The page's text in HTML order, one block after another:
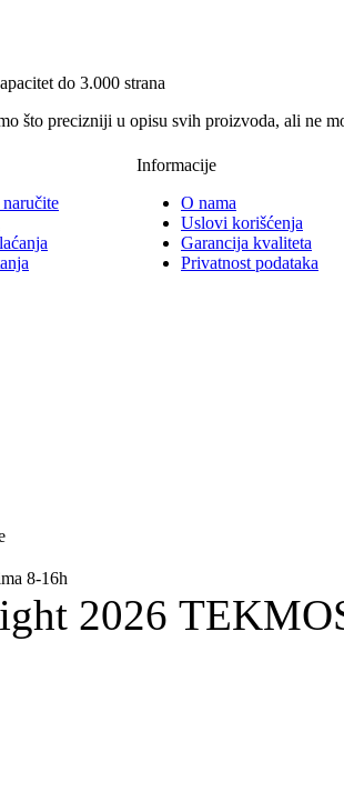
do 3.000 strana
što precizniji u opisu svih proizvoda, ali ne
Informacije
O nama
Uslovi korišćenja
Garancija kvaliteta
Privatnost podataka
8-16h
2026